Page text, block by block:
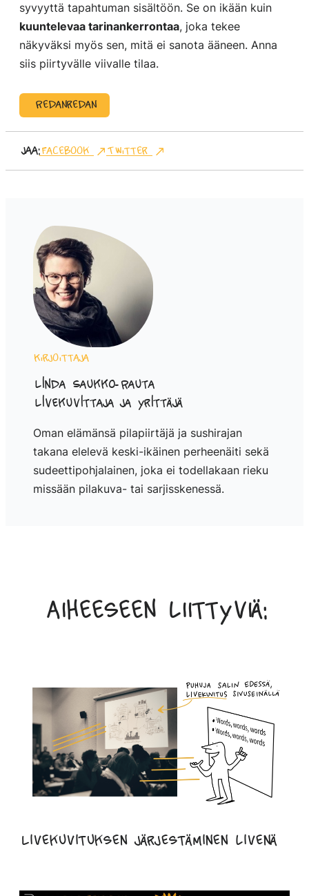
syvyyttä tapahtuman sisältöön. Se on ikään kuin
kuuntelevaa tarinankerrontaa, joka tekee
näkyväksi myös sen, mitä ei sanota ääneen. Anna
siis piirtyvälle viivalle tilaa.
Redanredan
Jaa:Facebook Twitter
Kirjoittaja
Linda Saukko-Rauta
Livekuvittaja ja yrittäjä
Oman elämänsä pilapiirtäjä ja sushirajan
takana elelevä keski-ikäinen perheenäiti sekä
sudeettipohjalainen, joka ei todellakaan rieku
missään pilakuva- tai sarjisskenessä.
Aiheeseen liittyviä:
Livekuvituksen järjestäminen livenä